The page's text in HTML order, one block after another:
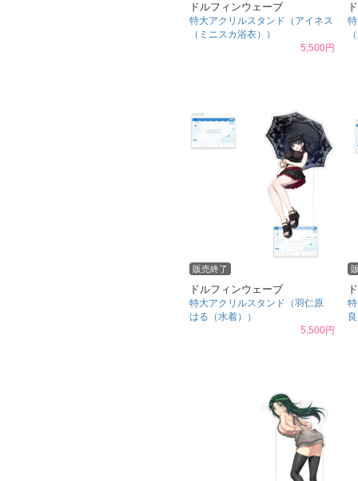
ドルフィンウェーブ
特大アクリルスタンド（アイネス
（ミニスカ浴衣））
5,500円
販売終了
ドルフィンウェーブ
特大アクリルスタンド（羽仁原
はる（水着））
5,500円